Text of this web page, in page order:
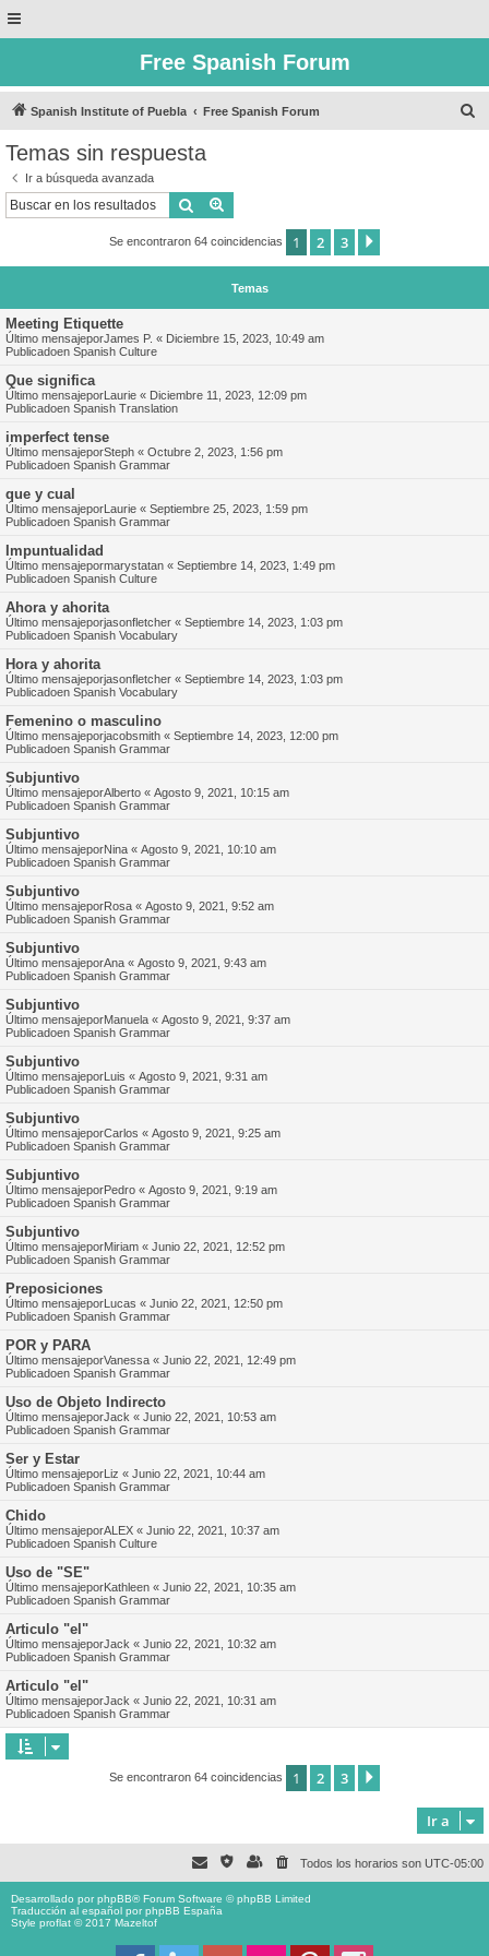
Free Spanish Forum
Spanish Institute of Puebla Free Spanish Forum
Temas sin respuesta
Ir a búsqueda avanzada
Buscar
Se encontraron 64 coincidencias 1 2 3
Temas
Meeting Etiquette
Último mensajeporJames P. « Diciembre 15, 2023, 10:49 am
Publicadoen Spanish Culture
Que significa
Último mensajeporLaurie « Diciembre 11, 2023, 12:09 pm
Publicadoen Spanish Translation
imperfect tense
Último mensajeporSteph « Octubre 2, 2023, 1:56 pm
Publicadoen Spanish Grammar
que y cual
Último mensajeporLaurie « Septiembre 25, 2023, 1:59 pm
Publicadoen Spanish Grammar
Impuntualidad
Último mensajepormarystatan « Septiembre 14, 2023, 1:49 pm
Publicadoen Spanish Culture
Ahora y ahorita
Último mensajeporjasonfletcher « Septiembre 14, 2023, 1:03 pm
Publicadoen Spanish Vocabulary
Hora y ahorita
Último mensajeporjasonfletcher « Septiembre 14, 2023, 1:03 pm
Publicadoen Spanish Vocabulary
Femenino o masculino
Último mensajeporjacobsmith « Septiembre 14, 2023, 12:00 pm
Publicadoen Spanish Grammar
Subjuntivo
Último mensajeporAlberto « Agosto 9, 2021, 10:15 am
Publicadoen Spanish Grammar
Subjuntivo
Último mensajeporNina « Agosto 9, 2021, 10:10 am
Publicadoen Spanish Grammar
Subjuntivo
Último mensajeporRosa « Agosto 9, 2021, 9:52 am
Publicadoen Spanish Grammar
Subjuntivo
Último mensajeporAna « Agosto 9, 2021, 9:43 am
Publicadoen Spanish Grammar
Subjuntivo
Último mensajeporManuela « Agosto 9, 2021, 9:37 am
Publicadoen Spanish Grammar
Subjuntivo
Último mensajeporLuis « Agosto 9, 2021, 9:31 am
Publicadoen Spanish Grammar
Subjuntivo
Último mensajeporCarlos « Agosto 9, 2021, 9:25 am
Publicadoen Spanish Grammar
Subjuntivo
Último mensajeporPedro « Agosto 9, 2021, 9:19 am
Publicadoen Spanish Grammar
Subjuntivo
Último mensajeporMiriam « Junio 22, 2021, 12:52 pm
Publicadoen Spanish Grammar
Preposiciones
Último mensajeporLucas « Junio 22, 2021, 12:50 pm
Publicadoen Spanish Grammar
POR y PARA
Último mensajeporVanessa « Junio 22, 2021, 12:49 pm
Publicadoen Spanish Grammar
Uso de Objeto Indirecto
Último mensajeporJack « Junio 22, 2021, 10:53 am
Publicadoen Spanish Grammar
Ser y Estar
Último mensajeporLiz « Junio 22, 2021, 10:44 am
Publicadoen Spanish Grammar
Chido
Último mensajeporALEX « Junio 22, 2021, 10:37 am
Publicadoen Spanish Culture
Uso de "SE"
Último mensajeporKathleen « Junio 22, 2021, 10:35 am
Publicadoen Spanish Grammar
Articulo "el"
Último mensajeporJack « Junio 22, 2021, 10:32 am
Publicadoen Spanish Grammar
Articulo "el"
Último mensajeporJack « Junio 22, 2021, 10:31 am
Publicadoen Spanish Grammar
Se encontraron 64 coincidencias 1 2 3
Ir a
Todos los horarios son UTC-05:00
Desarrollado porphpBB® Forum Software © phpBB Limited
Traducción al español porphpBB España
Style proflat © 2017 Mazeltof